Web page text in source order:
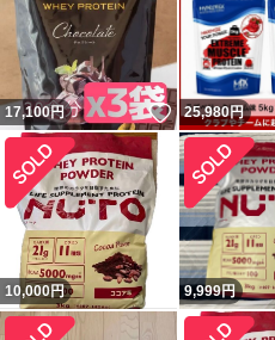
17,100円 いいね！
25,980円
10,000円 9,999円